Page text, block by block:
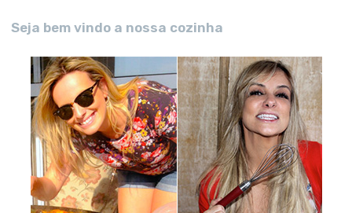
Seja bem vindo a nossa cozinha